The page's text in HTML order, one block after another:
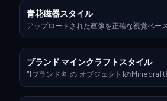
青花磁器スタイル
アップロードされた画像を正確な視覚ベー
の釉薬ベースに、鮮やかなコバルトブルー
赤のチューリップ、カーネーション、アラ
ブランド マインクラフトスタイル
"[ブランド名]の[オブジェクト]のMinecraft